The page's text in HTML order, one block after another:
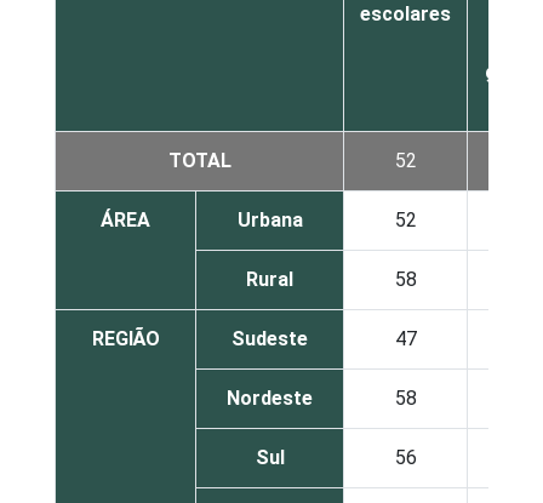
escolares
TOTAL 52
ÁREA Urbana 52
Rural 58
REGIÃO Sudeste 47
Nordeste 58
Sul 56